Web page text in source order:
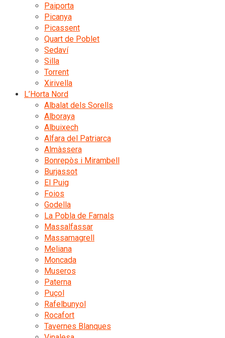
Paiporta
Picanya
Picassent
Quart de Poblet
Sedaví
Silla
Torrent
Xirivella
L’Horta Nord
Albalat dels Sorells
Alboraya
Albuixech
Alfara del Patriarca
Almàssera
Bonrepòs i Mirambell
Burjassot
El Puig
Foios
Godella
La Pobla de Farnals
Massalfassar
Massamagrell
Meliana
Moncada
Museros
Paterna
Puçol
Rafelbunyol
Rocafort
Tavernes Blanques